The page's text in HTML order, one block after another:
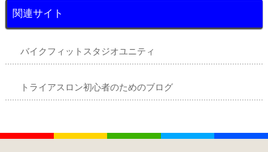
関連サイト
バイクフィットスタジオユニティ
トライアスロン初心者のためのブログ